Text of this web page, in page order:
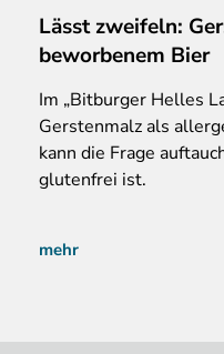
Lässt zweifeln:
beworbenem Bier
Im „Bitburger Helles
Gerstenmalz als
kann die Frage
glutenfrei ist.
mehr